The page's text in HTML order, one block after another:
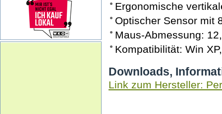
Ergonomische
Optischer Sensor mit
Maus-Abmessung:
Kompatibilität: Win
Downloads,
Link zum Hersteller: